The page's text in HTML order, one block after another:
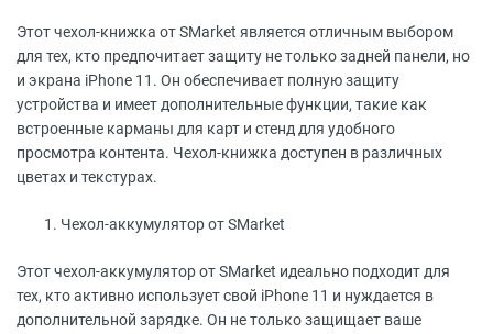
Этот чехол-книжка от SMarket является отличным выбором
для тех, кто предпочитает защиту не только задней панели, но
и экрана iPhone 11. Он обеспечивает полную защиту
устройства и имеет дополнительные функции, такие как
встроенные карманы для карт и стенд для удобного
просмотра контента. Чехол-книжка доступен в различных
цветах и текстурах.
Чехол-аккумулятор от SMarket
Этот чехол-аккумулятор от SMarket идеально подходит для
тех, кто активно использует свой iPhone 11 и нуждается в
дополнительной зарядке. Он не только защищает ваше